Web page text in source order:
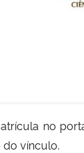
no
vínculo.